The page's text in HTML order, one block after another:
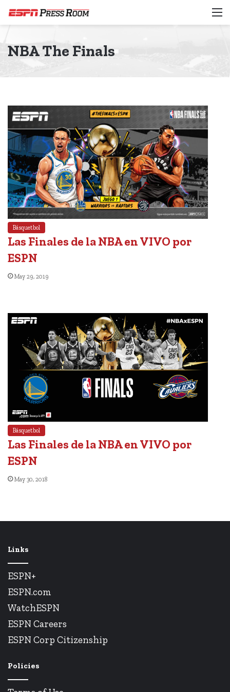
NBA The Finals
Básquetbol
Las Finales de la NBA en VIVO por
ESPN
May 29, 2019
Básquetbol
Las Finales de la NBA en VIVO por
ESPN
May 30, 2018
Links
ESPN+
ESPN.com
WatchESPN
ESPN Careers
ESPN Corp Citizenship
Policies